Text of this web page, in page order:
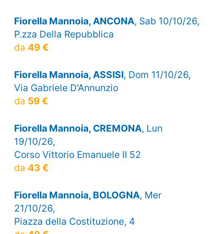
Fiorella Mannoia, ANCONA, Sab 10/10/26,
P.zza Della Repubblica
da 49 €
Fiorella Mannoia, ASSISI, Dom 11/10/26,
Via Gabriele D'Annunzio
da 59 €
Fiorella Mannoia, CREMONA, Lun
19/10/26,
Corso Vittorio Emanuele II 52
da 43 €
Fiorella Mannoia, BOLOGNA, Mer
21/10/26,
Piazza della Costituzione, 4